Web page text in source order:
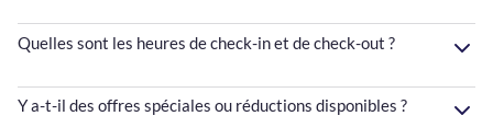
Quelles sont les heures de check-in et de check-out ?
Y a-t-il des offres spéciales ou réductions disponibles ?